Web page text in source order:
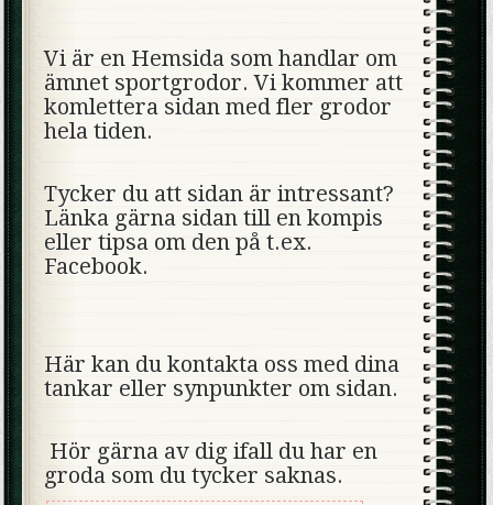
Vi är en Hemsida som handlar om
ämnet sportgrodor. Vi kommer att
komlettera sidan med fler grodor
hela tiden.
Tycker du att sidan är intressant?
Länka gärna sidan till en kompis
eller tipsa om den på t.ex.
Facebook.
Här kan du kontakta oss med dina
tankar eller synpunkter om sidan.
Hör gärna av dig ifall du har en
groda som du tycker saknas.